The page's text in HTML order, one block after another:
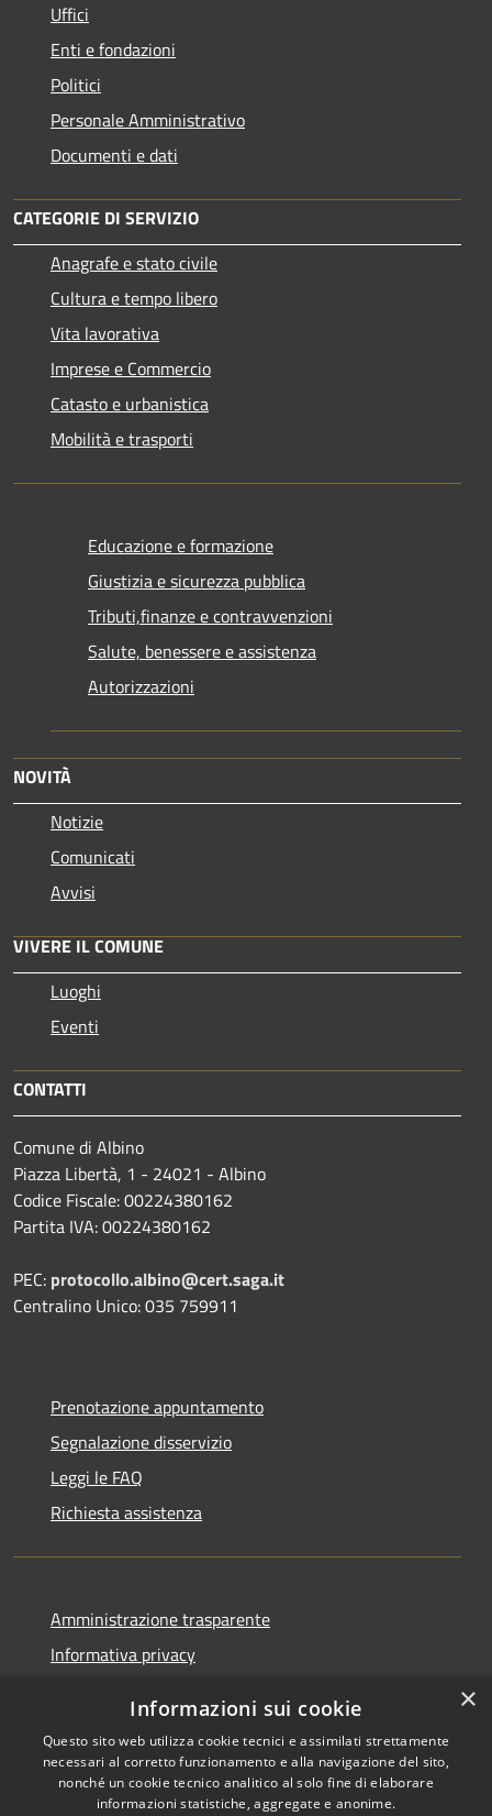
Uffici
Enti e fondazioni
Politici
Personale Amministrativo
Documenti e dati
CATEGORIE DI SERVIZIO
Anagrafe e stato civile
Cultura e tempo libero
Vita lavorativa
Imprese e Commercio
Catasto e urbanistica
Mobilità e trasporti
Educazione e formazione
Giustizia e sicurezza pubblica
Tributi,finanze e contravvenzioni
Salute, benessere e assistenza
Autorizzazioni
NOVITÀ
Notizie
Comunicati
Avvisi
VIVERE IL COMUNE
Luoghi
Eventi
CONTATTI
Comune di Albino
Piazza Libertà, 1 - 24021 - Albino
Codice Fiscale: 00224380162
Partita IVA: 00224380162
PEC: protocollo.albino@cert.saga.it
Centralino Unico: 035 759911
Prenotazione appuntamento
Segnalazione disservizio
Leggi le FAQ
Richiesta assistenza
Amministrazione trasparente
Informativa privacy
Dichiarazione di accessibilità
×
Informazioni sui cookie
Questo sito web utilizza cookie tecnici e assimilati strettamente
necessari al corretto funzionamento e alla navigazione del sito,
nonché un cookie tecnico analitico al solo fine di elaborare
informazioni statistiche, aggregate e anonime.